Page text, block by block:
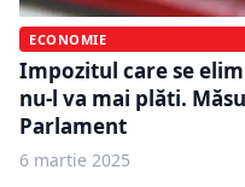
ECONOMIE
Impozitul care se
nu-l va mai plăti.
Parlament
6 martie 2025